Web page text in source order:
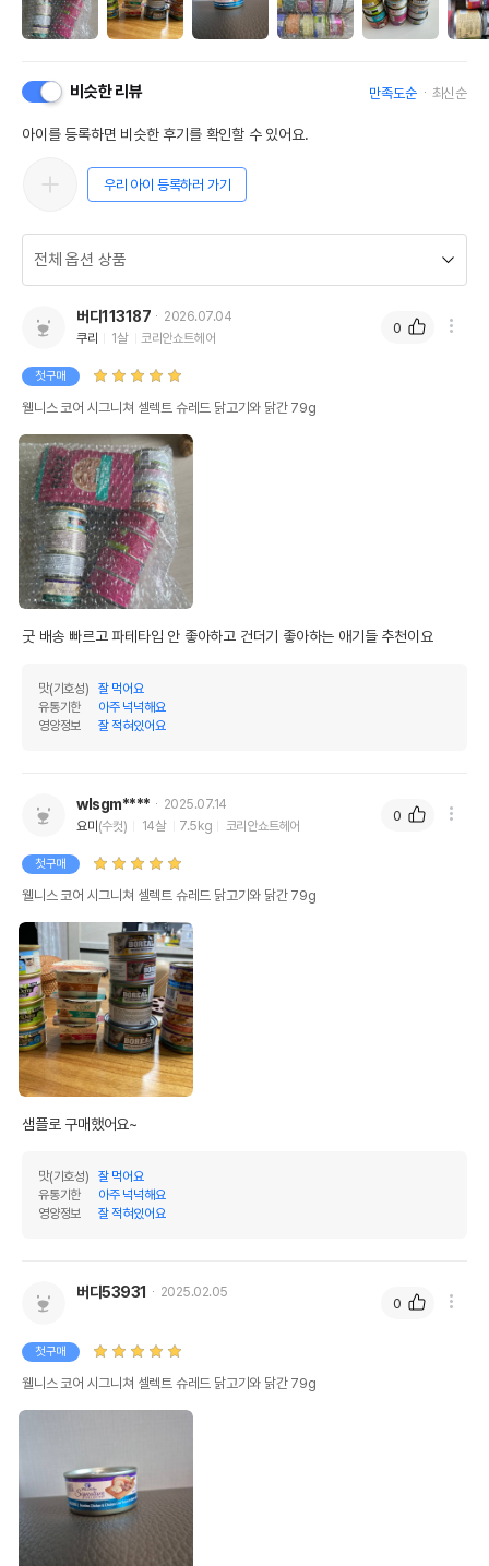
비슷한 리뷰 만족도순 최신순
아이를 등록하면 비슷한 후기를 확인할 수 있어요.
우리 아이 등록하러 가기
버디113187
2026.07.04
쿠리
1살 코리안쇼트헤어
첫구매
웰니스 코어 시그니쳐 셀렉트 슈레드 닭고기와 닭간 79g
굿 배송 빠르고 파테타입 안 좋아하고 건더기 좋아하는 애기들 추천이요
맛(기호성)
잘 먹어요
유통기한
아주 넉넉해요
영양정보
잘 적혀있어요
0
wlsgm****
2025.07.14
요미 (수컷) 14살 7.5kg 코리안쇼트헤어
첫구매
웰니스 코어 시그니쳐 셀렉트 슈레드 닭고기와 닭간 79g
샘플로 구매했어요~
맛(기호성)
잘 먹어요
유통기한
아주 넉넉해요
영양정보
잘 적혀있어요
0
버디53931 2025.02.05
첫구매
웰니스 코어 시그니쳐 셀렉트 슈레드 닭고기와 닭간 79g
0